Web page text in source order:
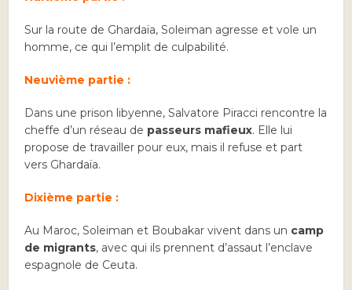
Sur la route de Ghardaïa, Soleiman agresse et vole un
homme, ce qui l’emplit de culpabilité.
Neuvième partie :
Dans une prison libyenne, Salvatore Piracci rencontre la
cheffe d’un réseau de passeurs mafieux. Elle lui
propose de travailler pour eux, mais il refuse et part
vers Ghardaïa.
Dixième partie :
Au Maroc, Soleiman et Boubakar vivent dans un camp
de migrants, avec qui ils prennent d’assaut l’enclave
espagnole de Ceuta.